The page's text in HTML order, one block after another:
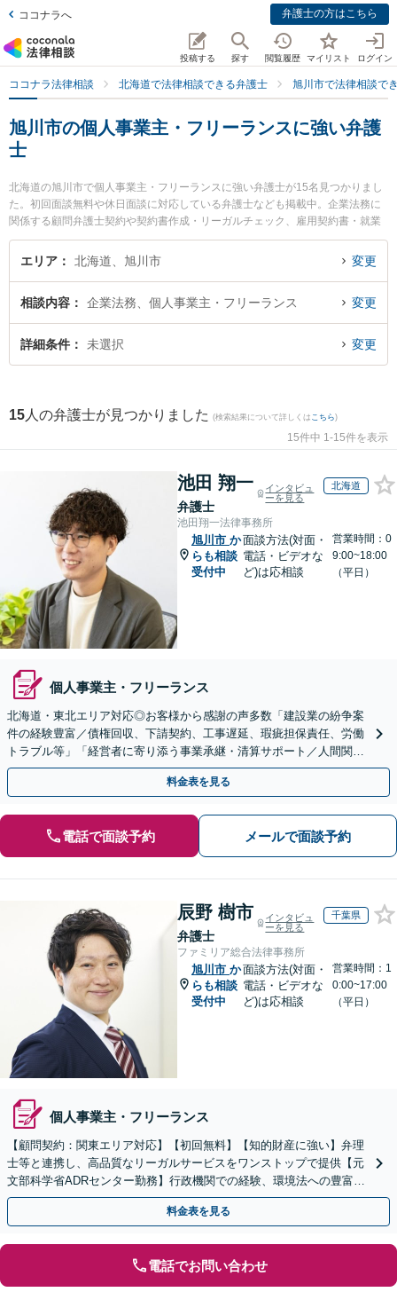
ココナラへ 弁護士の方はこちら
投稿する 探す 閲覧履歴 マイリスト ログイン
ココナラ法律相談 北海道で法律相談できる弁護士 旭川市で法律相談で
旭川市の個人事業主・フリーランスに強い弁護
士
北海道の旭川市で個人事業主・フリーランスに強い弁護士が15名見つかりまし
た。初回面談無料や休日面談に対応している弁護士なども掲載中。企業法務に
関係する顧問弁護士契約や契約書作成・リーガルチェック、雇用契約書・就業
規則作成等の細かな分野での絞り込み検索もでき便利です。特に大平法律事務
所の大平 祐大弁護士やラフター法律事務所の小田桐 誠弁護士、旭川つばさ法律
ラブルを今すぐに弁護士に相談したい』『個人事業主・フリーランスのトラブ
ル解決の実績豊富な近くの弁護士を検索したい』『初回相談無料で個人事業
主・フリーランスを法律相談できる旭川市内の弁護士に相談予約したい』など
エリア 北海道、旭川市 変更
相談内容 企業法務、個人事業主・フリーランス 変更
詳細条件 未選択 変更
15 人の弁護士が見つかりました (検索結果について詳しくは こちら)
15件中 1-15件を表示
池田 翔一
弁護士
インタビュ
ーを見る
北海道
池田翔一法律事務所
旭川市 か
らも相談
受付中
面談方法(対面・
電話・ビデオな
ど)は応相談
営業時間：0
9:00~18:00
（平日）
個人事業主・フリーランス
北海道・東北エリア対応◎お客様から感謝の声多数「建設業の紛争案
件の経験豊富／債権回収、下請契約、工事遅延、瑕疵担保責任、労働
トラブル等」「経営者に寄り添う事業承継・清算サポート／人間関係
を含め総合的アドバイス」顧問契約／WEB面談／夜間相談
料金表を見る
電話で面談予約 メールで面談予約
辰野 樹市
弁護士
インタビュ
ーを見る
千葉県
ファミリア総合法律事務所
旭川市 か
らも相談
受付中
面談方法(対面・
電話・ビデオな
ど)は応相談
営業時間：1
0:00~17:00
（平日）
個人事業主・フリーランス
【顧問契約：関東エリア対応】【初回無料】【知的財産に強い】弁理
士等と連携し、高品質なリーガルサービスをワンストップで提供【元
文部科学省ADRセンター勤務】行政機関での経験、環境法への豊富な
知識を活かし、事業者さまの抱える問題を解決へ導きます
料金表を見る
電話でお問い合わせ